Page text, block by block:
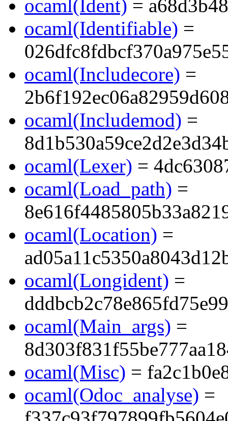
ocaml(Ident) =
ocaml(Identifiable) =
ocaml(Includecore) =
ocaml(Includemod) =
ocaml(Lexer) =
ocaml(Load_path) =
ocaml(Location) =
ocaml(Longident) =
ocaml(Main_args) =
ocaml(Misc) =
ocaml(Odoc_analyse) =